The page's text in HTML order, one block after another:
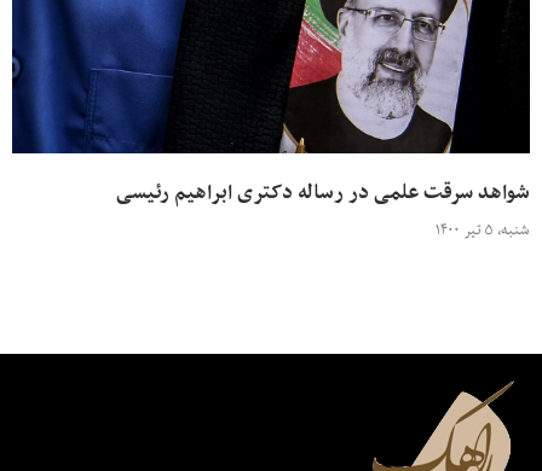
شواهد سرقت‌‌ علمی در رساله دکتری ابراهیم رئیسی
شنبه، ۵ تیر ۱۴۰۰